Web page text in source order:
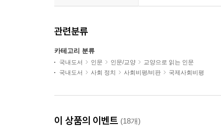
관련분류
카테고리 분류
국내도서 인문 인문/교양
교양으로 읽는 인문
국내도서
사회 정치 사회비평/비판 국제사회비평
이 상품의 이벤트 (18개)